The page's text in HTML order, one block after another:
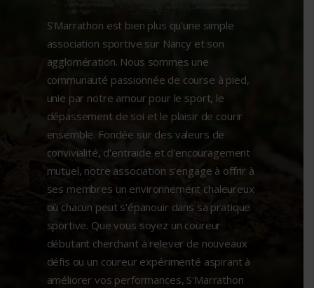
S'Marrathon est bien plus qu'une simple
association sportive sur Nancy et son
agglomération. Nous sommes une
communauté passionnée de course à pied,
unie par notre amour pour le sport, le
dépassement de soi et le plaisir de courir
ensemble. Fondée sur des valeurs de
convivialité, d'entraide et d'encouragement
mutuel, notre association s'engage à offrir à
ses membres un environnement chaleureux
où chacun peut s'épanouir dans sa pratique
sportive. Que vous soyez un coureur
débutant cherchant à relever de nouveaux
défis ou un coureur expérimenté aspirant à
améliorer vos performances, S'Marrathon